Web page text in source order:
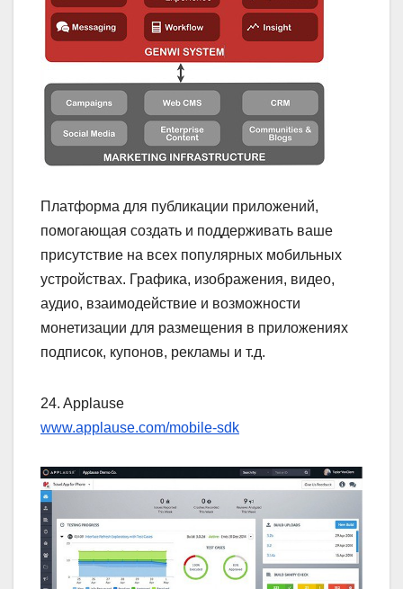
Платформа для публикации приложений,
помогающая создать и поддерживать ваше
присутствие на всех популярных мобильных
устройствах. Графика, изображения, видео,
аудио, взаимодействие и возможности
монетизации для размещения в приложениях
подписок, купонов, рекламы и т.д.
24. Applause
www.applause.com/mobile-sdk